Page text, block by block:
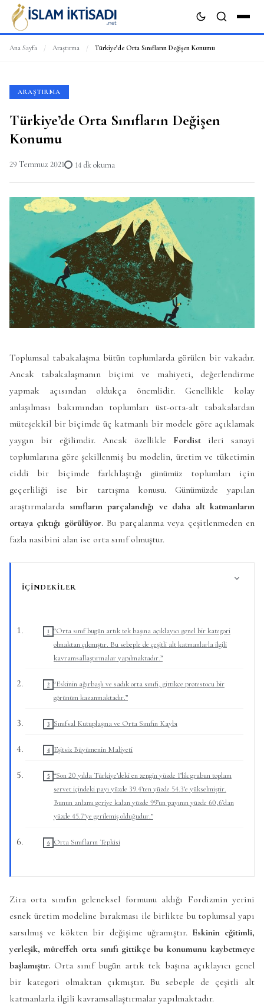
Ana Sayfa / Araştırma / Türkiye’de Orta Sınıfların Değişen Konumu
ARAŞTIRMA
Türkiye’de Orta Sınıfların Değişen
Konumu
29 Temmuz 2021 14 dk okuma
Toplumsal tabakalaşma bütün toplumlarda görülen bir vakadır.
Ancak tabakalaşmanın biçimi ve mahiyeti, değerlendirme
yapmak açısından oldukça önemlidir. Genellikle kolay
anlaşılması bakımından toplumları üst-orta-alt tabakalardan
müteşekkil bir biçimde üç katmanlı bir modele göre açıklamak
yaygın bir eğilimdir. Ancak özellikle Fordist ileri sanayi
toplumlarına göre şekillenmiş bu modelin, üretim ve tüketimin
ciddi bir biçimde farklılaştığı günümüz toplumları için
geçerliliği ise bir tartışma konusu. Günümüzde yapılan
araştırmalarda sınıfların parçalandığı ve daha alt katmanların
ortaya çıktığı görülüyor. Bu parçalanma veya çeşitlenmeden en
fazla nasibini alan ise orta sınıf olmuştur.
İÇINDEKILER
“Orta sınıf bugün artık tek başına açıklayıcı genel bir kategori
olmaktan çıkmıştır. Bu sebeple de çeşitli alt katmanlarla ilgili
kavramsallaştırmalar yapılmaktadır.”
“Eskinin ağırbaşlı ve sadık orta sınıfı, gittikçe protestocu bir
görünüm kazanmaktadır.”
Sınıfsal Kutuplaşma ve Orta Sınıfın Kaybı
Eşitsiz Büyümenin Maliyeti
“Son 20 yılda Türkiye’deki en zengin yüzde 1’lik grubun toplam
servet içindeki payı yüzde 39.4’ten yüzde 54.3’e yükselmiştir.
Bunun anlamı geriye kalan yüzde 99’un payının yüzde 60,6’dan
yüzde 45.7’ye gerilemiş olduğudur.”
Orta Sınıfların Tepkisi
Zira orta sınıfın geleneksel formunu aldığı Fordizmin yerini
esnek üretim modeline bırakması ile birlikte bu toplumsal yapı
sarsılmış ve kökten bir değişime uğramıştır. Eskinin eğitimli,
yerleşik, müreffeh orta sınıfı gittikçe bu konumunu kaybetmeye
başlamıştır. Orta sınıf bugün artık tek başına açıklayıcı genel
bir kategori olmaktan çıkmıştır. Bu sebeple de çeşitli alt
katmanlarla ilgili kavramsallaştırmalar yapılmaktadır.